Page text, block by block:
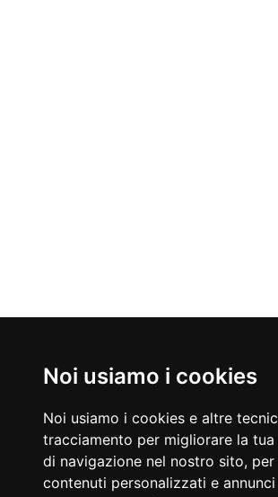
Noi usiamo i cookies
Noi usiamo i cookies e altre
tracciamento per migliorare la tua
di navigazione nel nostro sito,
contenuti personalizzati e
Nati Oggi
Gerry Scotti
Conduttore televisivo e showman
Charlize Theron
Attrice e modella
Accadde Oggi
07/08/1782
07/08/1942